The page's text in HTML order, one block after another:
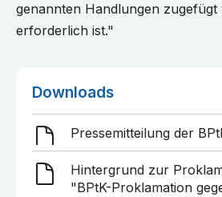
genannten Handlungen zugefügt
erforderlich ist."
Downloads
Pressemitteilung der
Hintergrund zur
"BPtK-Proklamation